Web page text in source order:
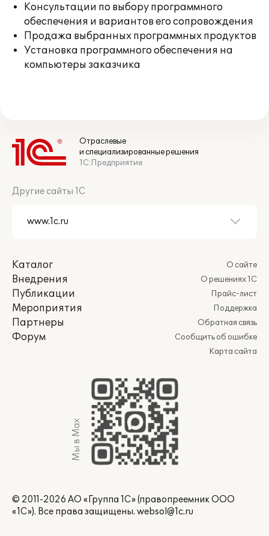
Консультации по выбору программного
обеспечения и вариантов его сопровождения
Продажа выбранных программных продуктов
Установка программного обеспечения на
компьютеры заказчика
Отраслевые
и специализированные решения
1С:Предприятие
Другие сайты 1С
Каталог
Внедрения
Публикации
Мероприятия
Партнеры
Форум
О сайте
О решениях 1С
Прайс-лист
Поддержка
Обратная связь
Сообщить об ошибке
Карта сайта
Мы в Max
© 2011-2026 АО «Группа 1С» (правопреемник ООО
«1С»). Все права защищены. websol@1c.ru